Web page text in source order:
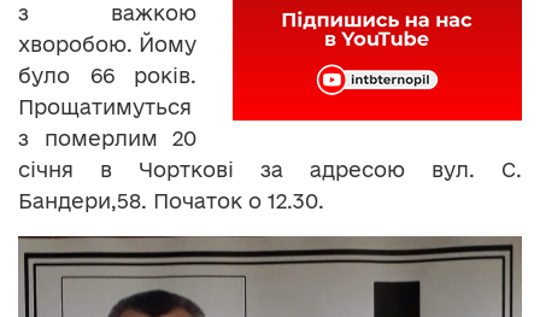
з важкою
хворобою. Йому
було 66 років.
Прощатимуться
з померлим 20
січня в Чорткові за адресою вул. С.
Бандери,58. Початок о 12.30.